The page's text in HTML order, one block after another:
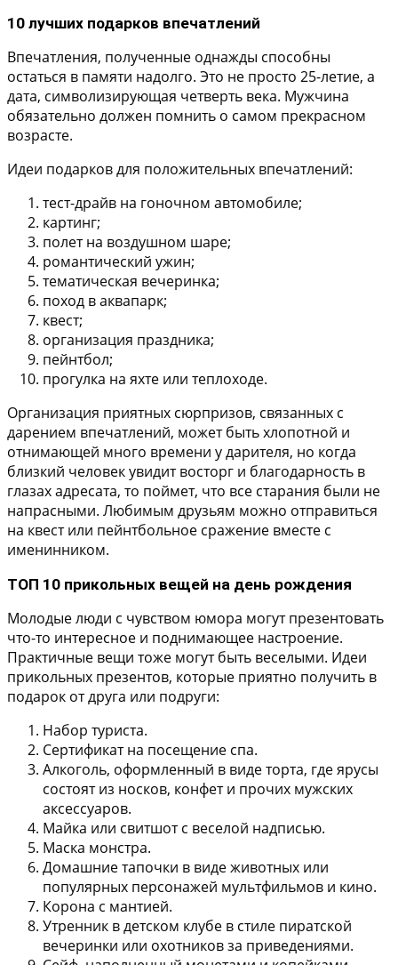
10 лучших подарков впечатлений
Впечатления, полученные однажды способны
остаться в памяти надолго. Это не просто 25-летие, а
дата, символизирующая четверть века. Мужчина
обязательно должен помнить о самом прекрасном
возрасте.
Идеи подарков для положительных впечатлений:
тест-драйв на гоночном автомобиле;
картинг;
полет на воздушном шаре;
романтический ужин;
тематическая вечеринка;
поход в аквапарк;
квест;
организация праздника;
пейнтбол;
прогулка на яхте или теплоходе.
Организация приятных сюрпризов, связанных с
дарением впечатлений, может быть хлопотной и
отнимающей много времени у дарителя, но когда
близкий человек увидит восторг и благодарность в
глазах адресата, то поймет, что все старания были не
напрасными. Любимым друзьям можно отправиться
на квест или пейнтбольное сражение вместе с
именинником.
ТОП 10 прикольных вещей на день рождения
Молодые люди с чувством юмора могут презентовать
что-то интересное и поднимающее настроение.
Практичные вещи тоже могут быть веселыми. Идеи
прикольных презентов, которые приятно получить в
подарок от друга или подруги:
Набор туриста.
Сертификат на посещение спа.
Алкоголь, оформленный в виде торта, где ярусы
состоят из носков, конфет и прочих мужских
аксессуаров.
Майка или свитшот с веселой надписью.
Маска монстра.
Домашние тапочки в виде животных или
популярных персонажей мультфильмов и кино.
Корона с мантией.
Утренник в детском клубе в стиле пиратской
вечеринки или охотников за приведениями.